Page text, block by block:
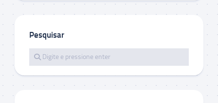
Pesquisar